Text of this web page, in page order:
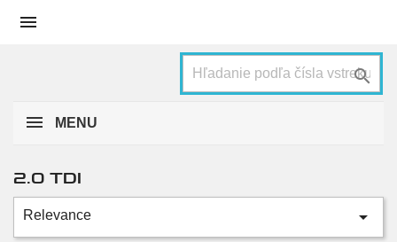


MENU
2.0 TDI
Relevance 